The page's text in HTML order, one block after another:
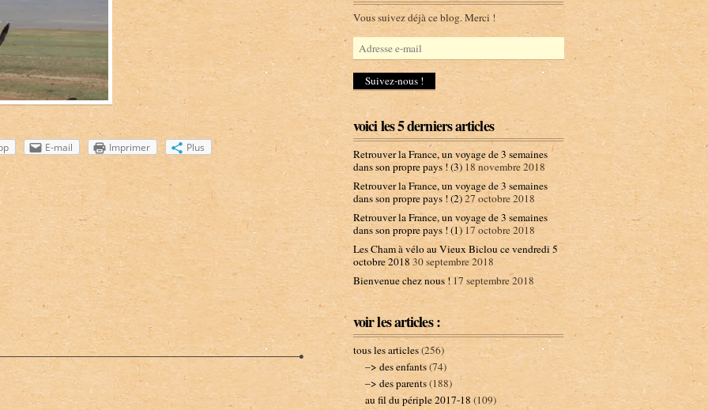
E-mail Imprimer Plus
Vous suivez déjà ce blog. Merci !
d
r
e
e
e
-
m
a
i
l
voici les 5 derniers articles
Retrouver la France, un voyage de 3 semaines
dans son propre pays ! (3) 18 novembre 2018
Retrouver la France, un voyage de 3 semaines
dans son propre pays ! (2)27 octobre 2018
Retrouver la France, un voyage de 3 semaines
dans son propre pays ! (1) 17 octobre 2018
Les Cham à vélo au Vieux Biclou ce vendredi 5
octobre 2018 30 septembre 2018
Bienvenue chez nous ! 17 septembre 2018
voir les articles :
tous les articles(256)
–> des enfants(74)
–> des parents(188)
au fil du périple 2017-18 (109)